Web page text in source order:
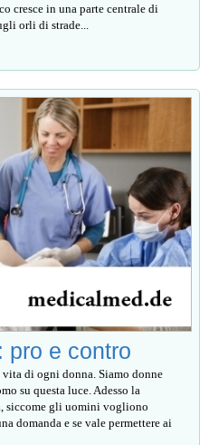
cresce in una parte centrale di
orli di strade...
pro e contro
di ogni donna. Siamo donne
su questa luce. Adesso la
siccome gli uomini vogliono
domanda e se vale permettere ai